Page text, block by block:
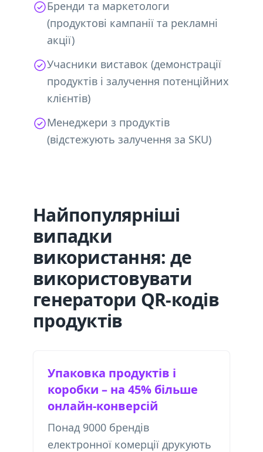
Бренди та маркетологи
(продуктові кампанії та рекламні
акції)
Учасники виставок (демонстрації
продуктів і залучення потенційних
клієнтів)
Менеджери з продуктів
(відстежують залучення за SKU)
Найпопулярніші
випадки
використання: де
використовувати
генератори QR-кодів
продуктів
Упаковка продуктів і
коробки – на 45% більше
онлайн-конверсій
Понад 9000 брендів
електронної комерції друкують